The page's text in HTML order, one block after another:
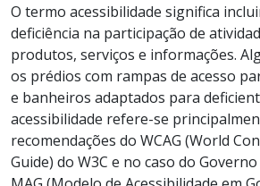
O termo acessibilidade significa
deficiência na participação de
produtos, serviços e informações.
os prédios com rampas de acesso
e banheiros adaptados para
acessibilidade refere-se
recomendações do WCAG (World
Guide) do W3C e no caso do